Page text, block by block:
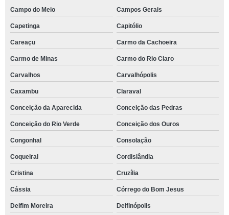
Campo do Meio Campos Gerais
Capetinga Capitólio
Careaçu Carmo da Cachoeira
Carmo de Minas Carmo do Rio Claro
Carvalhos Carvalhópolis
Caxambu Claraval
Conceição da Aparecida Conceição das Pedras
Conceição do Rio Verde Conceição dos Ouros
Congonhal Consolação
Coqueiral Cordislândia
Cristina Cruzília
Cássia Córrego do Bom Jesus
Delfim Moreira Delfinópolis